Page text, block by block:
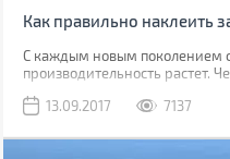
Как правильно наклеить
С каждым новым поколением
производительность растет.
водонепроницаемость, но
13.09.2017 7137